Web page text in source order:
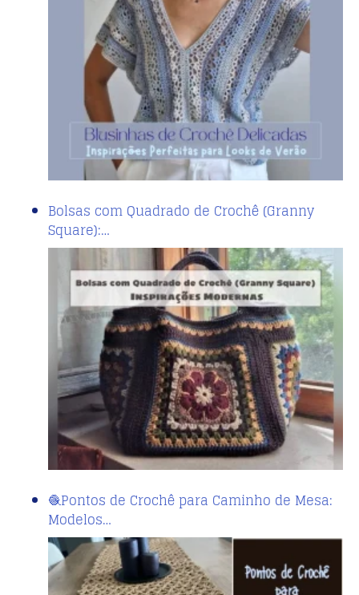
Bolsas com Quadrado de Crochê (Granny
Square):…
🧶Pontos de Crochê para Caminho de Mesa:
Modelos…